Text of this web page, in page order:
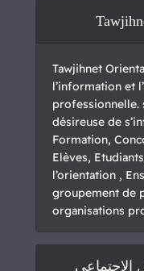
Tawjihnet
l’information et
professionnelle.
désireuse de
Formation,
Elèves,
l’orientation ,
groupement de
organisations
الاجتماعي